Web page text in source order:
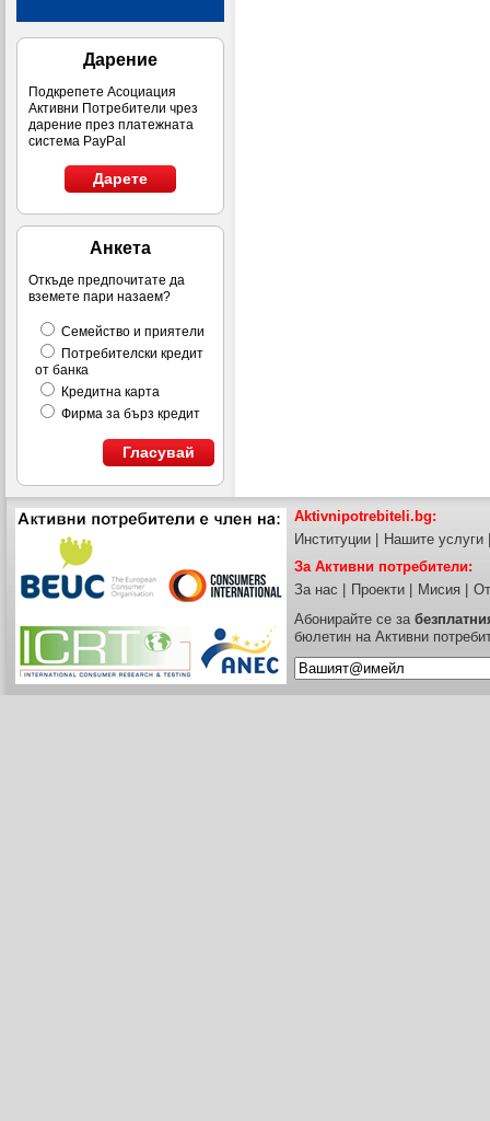
Дарение
Подкрепете Асоциация
Активни Потребители чрез
дарение през платежната
система PayPal
Дарете
Анкета
Откъде предпочитате да
вземете пари назаем?
Семейство и приятели
Потребителски кредит
от банка
Кредитна карта
Фирма за бърз кредит
Гласувай
Aktivnipotrebiteli.bg:
Институции
Нашите услуги
За Активни потребители:
За нас
Проекти Мисия
Абонирайте се за
бюлетин на Активни